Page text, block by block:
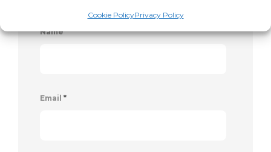
Cookie PolicyPrivacy Policy
Name*
Email *